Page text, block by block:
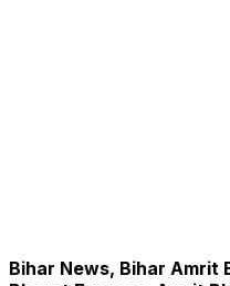
Bihar News, Bihar Amrit